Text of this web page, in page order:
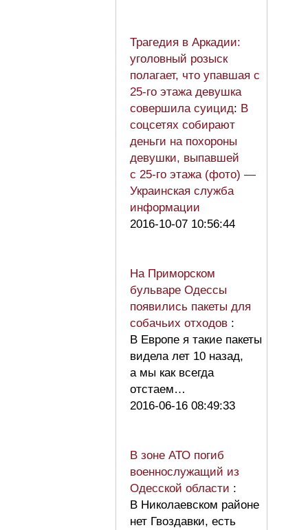
Трагедия в Аркадии:
уголовный розыск
полагает, что упавшая с
25-го этажа девушка
совершила суицид: В
соцсетях собирают
деньги на похороны
девушки, выпавшей
с 25-го этажа (фото) —
Украинская служба
информации
2016-10-07 10:56:44
На Приморском
бульваре Одессы
появились пакеты для
собачьих отходов :
В Европе я такие пакеты
видела лет 10 назад,
а мы как всегда
отстаем…
2016-06-16 08:49:33
В зоне АТО погиб
военнослужащий из
Одесской области :
В Николаевском районе
нет Гвоздавки, есть